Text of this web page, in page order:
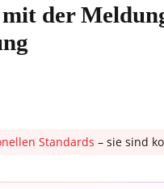
der
Standards – sie sind